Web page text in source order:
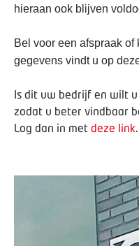
hieraan ook blijven
Bel voor een afspraak
gegevens vindt u op
Is dit uw bedrijf en wilt
zodat u beter vindbaar
Log dan in met deze link.